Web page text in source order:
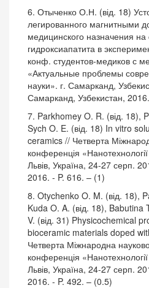
6. Отыченко О.Н. (від. 18)
легированного магнитными
медицинского назначения на
гидроксиапатита в
конф. студентов-медиков с
«Актуальные проблемы
науки». г. Самарканд,
Самарканд, Узбекистан,
7. Parkhomey O. R. (від. 18),
Sych O. E. (від. 18) In vitro
ceramics // Четверта
конференція
Львів, Україна, 24-27 серп.
2016. - P. 616. – (1)
8. Otychenko O. M. (від. 18),
Kuda O. A. (від. 18), Babutina
V. (від. 31) Physicochemical
bioceramic materials doped
Четверта Міжнародна
конференція
Львів, Україна, 24-27 серп.
2016. - P. 492. – (0.5)